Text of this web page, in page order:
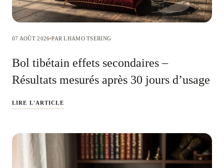
07 AOÛT 2026 PAR LHAMO TSERING
Bol tibétain effets secondaires –
Résultats mesurés après 30 jours d’usage
LIRE L'ARTICLE